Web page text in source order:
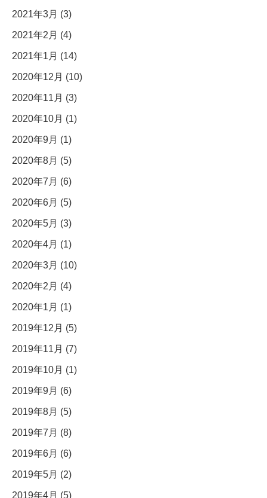
2021年3月 (3)
2021年2月 (4)
2021年1月 (14)
2020年12月 (10)
2020年11月 (3)
2020年10月 (1)
2020年9月 (1)
2020年8月 (5)
2020年7月 (6)
2020年6月 (5)
2020年5月 (3)
2020年4月 (1)
2020年3月 (10)
2020年2月 (4)
2020年1月 (1)
2019年12月 (5)
2019年11月 (7)
2019年10月 (1)
2019年9月 (6)
2019年8月 (5)
2019年7月 (8)
2019年6月 (6)
2019年5月 (2)
2019年4月 (5)